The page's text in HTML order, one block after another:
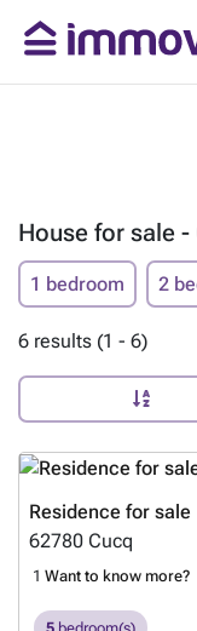
House for sale
1 bedroom 2
6 results (1 - 6)
Residence for sale
62780 Cucq
1Want to know more?